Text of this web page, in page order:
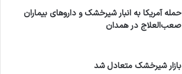
حمله آمریکا به انبار شیرخشک و داروهای بیماران
صعب‌العلاج در همدان
بازار شیرخشک متعادل شد